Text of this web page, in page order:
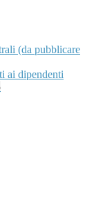
(da pubblicare
ai dipendenti